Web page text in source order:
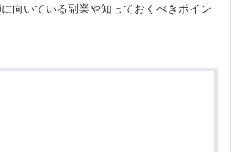
向いている副業や知っておくべきポイン